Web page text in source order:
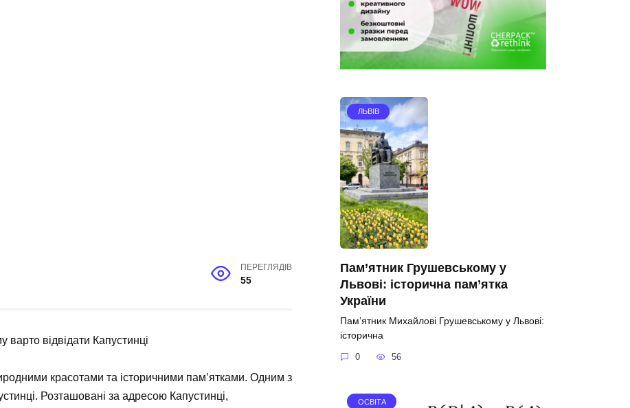
ПЕРЕГЛЯДІВ
55
варто відвідати Капустинці
красотами та історичними пам’ятками. Одним з
Розташовані за адресою Капустинці,
ЛЬВІВ
Пам’ятник Грушевському у
Львові: історична пам’ятка
України
Пам’ятник Михайлові Грушевському у Львові:
історична
0 56
ОСВІТА